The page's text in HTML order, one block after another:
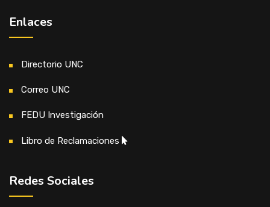
Enlaces
Directorio UNC
Correo UNC
FEDU Investigación
Libro de Reclamaciones
Redes Sociales